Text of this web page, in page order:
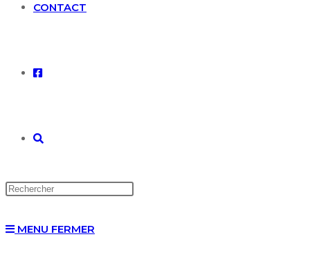
CONTACT
TOGGLE
MENU FERMER